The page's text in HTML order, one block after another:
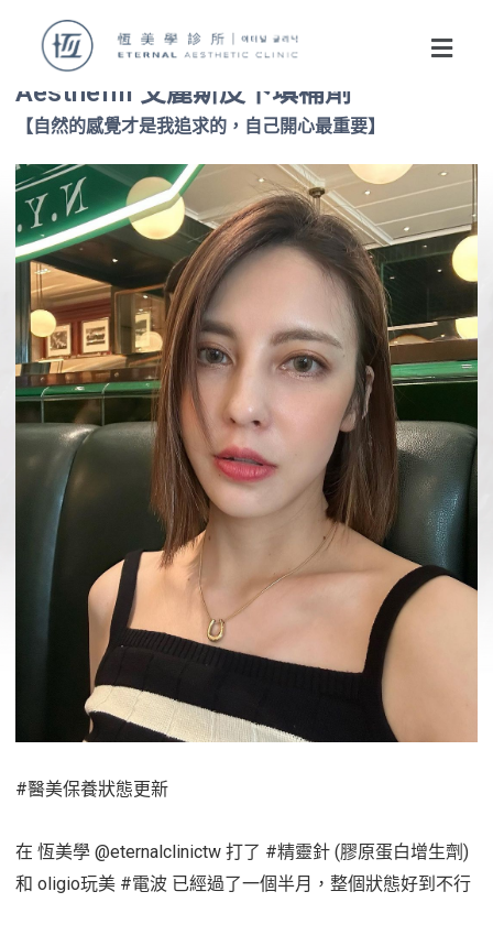
Aesthefill 艾麗斯皮下填補劑
【自然的感覺才是我追求的，自己開心最重要】
#醫美保養狀態更新
在 恆美學 @eternalclinictw 打了 #精靈針 (膠原蛋白增生劑)
和 oligio玩美 #電波 已經過了一個半月，整個狀態好到不行